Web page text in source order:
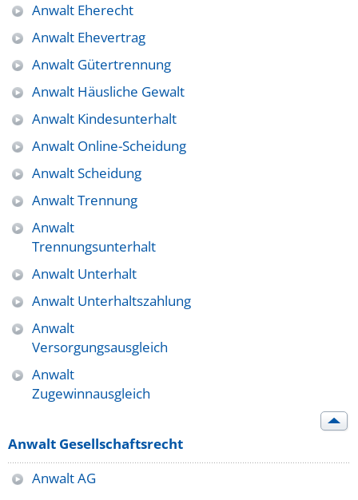
Anwalt Eherecht
Anwalt Ehevertrag
Anwalt Gütertrennung
Anwalt Häusliche Gewalt
Anwalt Kindesunterhalt
Anwalt Online-Scheidung
Anwalt Scheidung
Anwalt Trennung
Anwalt
Trennungsunterhalt
Anwalt Unterhalt
Anwalt Unterhaltszahlung
Anwalt
Versorgungsausgleich
Anwalt
Zugewinnausgleich
Anwalt Gesellschaftsrecht
Anwalt AG